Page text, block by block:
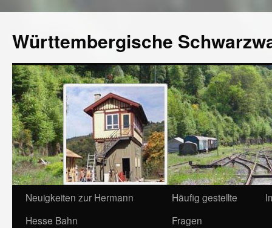
Württembergische
Neuigkeiten zur Hermann
Hesse Bahn
Häufig gestellte
Fragen